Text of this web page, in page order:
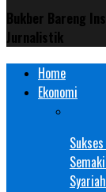
Bukber Bareng
Jurnalistik
Home
Ekonomi
Syariah